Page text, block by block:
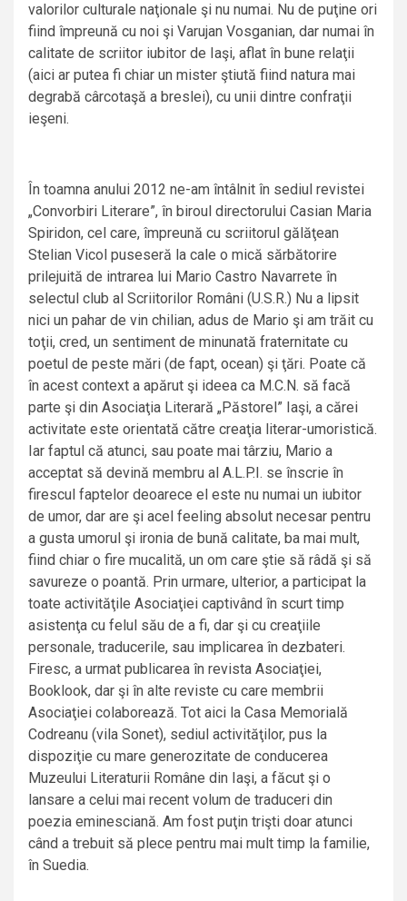
valorilor culturale naţionale şi nu numai. Nu de puţine ori
fiind împreună cu noi şi Varujan Vosganian, dar numai în
calitate de scriitor iubitor de Iaşi, aflat în bune relaţii
(aici ar putea fi chiar un mister ştiută fiind natura mai
degrabă cârcotaşă a breslei), cu unii dintre confraţii
ieşeni.
În toamna anului 2012 ne-am întâlnit în sediul revistei
„Convorbiri Literare”, în biroul directorului Casian Maria
Spiridon, cel care, împreună cu scriitorul gălăţean
Stelian Vicol puseseră la cale o mică sărbătorire
prilejuită de intrarea lui Mario Castro Navarrete în
selectul club al Scriitorilor Români (U.S.R.) Nu a lipsit
nici un pahar de vin chilian, adus de Mario şi am trăit cu
toţii, cred, un sentiment de minunată fraternitate cu
poetul de peste mări (de fapt, ocean) şi ţări. Poate că
în acest context a apărut şi ideea ca M.C.N. să facă
parte şi din Asociaţia Literară „Păstorel” Iaşi, a cărei
activitate este orientată către creaţia literar-umoristică.
Iar faptul că atunci, sau poate mai târziu, Mario a
acceptat să devină membru al A.L.P.I. se înscrie în
firescul faptelor deoarece el este nu numai un iubitor
de umor, dar are şi acel feeling absolut necesar pentru
a gusta umorul şi ironia de bună calitate, ba mai mult,
fiind chiar o fire mucalită, un om care ştie să râdă şi să
savureze o poantă. Prin urmare, ulterior, a participat la
toate activităţile Asociaţiei captivând în scurt timp
asistenţa cu felul său de a fi, dar şi cu creaţiile
personale, traducerile, sau implicarea în dezbateri.
Firesc, a urmat publicarea în revista Asociaţiei,
Booklook, dar şi în alte reviste cu care membrii
Asociaţiei colaborează. Tot aici la Casa Memorială
Codreanu (vila Sonet), sediul activităţilor, pus la
dispoziţie cu mare generozitate de conducerea
Muzeului Literaturii Române din Iaşi, a făcut şi o
lansare a celui mai recent volum de traduceri din
poezia eminesciană. Am fost puţin trişti doar atunci
când a trebuit să plece pentru mai mult timp la familie,
în Suedia.